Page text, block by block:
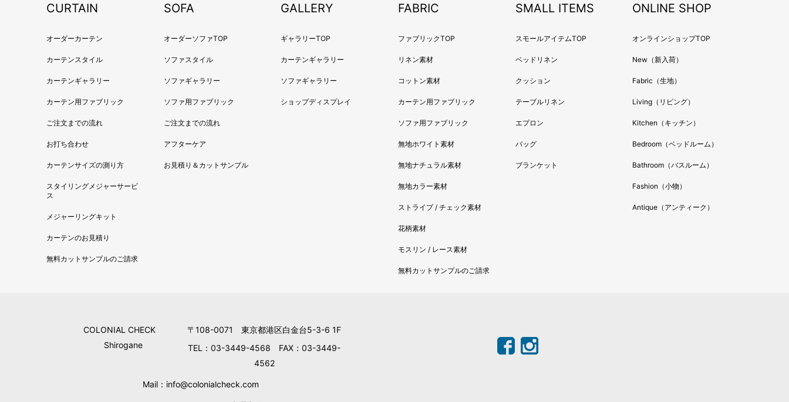
CURTAIN
オーダーカーテン
カーテンスタイル
カーテンギャラリー
カーテン用ファブリック
ご注文までの流れ
お打ち合わせ
カーテンサイズの測り方
スタイリングメジャーサービ
ス
メジャーリングキット
カーテンのお見積り
無料カットサンプルのご請求
SOFA
オーダーソファTOP
ソファスタイル
ソファギャラリー
ソファ用ファブリック
ご注文までの流れ
アフターケア
お見積り＆カットサンプル
GALLERY
ギャラリーTOP
カーテンギャラリー
ソファギャラリー
ショップディスプレイ
FABRIC
ファブリックTOP
リネン素材
コットン素材
カーテン用ファブリック
ソファ用ファブリック
無地ホワイト素材
無地ナチュラル素材
無地カラー素材
ストライプ / チェック素材
花柄素材
モスリン / レース素材
無料カットサンプルのご請求
SMALL ITEMS
スモールアイテムTOP
ベッドリネン
クッション
テーブルリネン
エプロン
バッグ
ブランケット
ONLINE SHOP
オンラインショップTOP
New（新入荷）
Fabric（生地）
Living（リビング）
Kitchen（キッチン）
Bedroom（ベッドルーム）
Bathroom（バスルーム）
Fashion（小物）
Antique（アンティーク）
COLONIAL CHECK
Shirogane
〒108-0071 東京都港区白金台5-3-6 1F
TEL：03-3449-4568 FAX：03-3449-
4562
Mail：info@colonialcheck.com